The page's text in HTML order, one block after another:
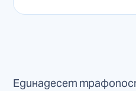
Единадесет